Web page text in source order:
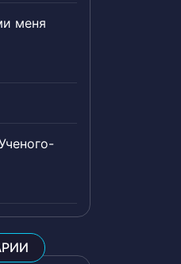
меня